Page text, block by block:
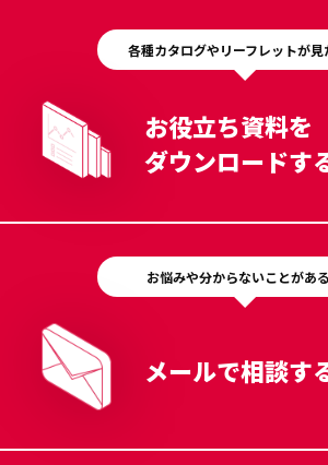
各種カタログやリーフレットが見
お役立ち資料を
ダウンロードす
お悩みや分からないことがあ
メールで相談す